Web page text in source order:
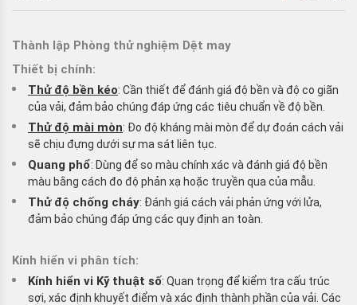
Thành lập Phòng thử nghiệm Dệt may
Thiết bị chính:
Thử độ bền kéo: Cần thiết để đánh giá độ bền và độ co giãn
của vải, đảm bảo chúng đáp ứng các tiêu chuẩn về độ bền.
Thử độ mài mòn: Đo độ kháng mài mòn để dự đoán cách vải
sẽ chịu đựng dưới sự ma sát liên tục.
Quang phổ: Dùng để so màu chính xác và đánh giá độ bền
màu bằng cách đo độ phản xạ hoặc truyền qua của mẫu.
Thử độ chống cháy: Đánh giá cách vải phản ứng với lửa,
đảm bảo chúng đáp ứng các quy định an toàn.
Kính hiển vi phân tích:
Kính hiển vi Kỹ thuật số: Quan trọng để kiểm tra cấu trúc
sợi, xác định khuyết điểm và xác định thành phần của vải. Các